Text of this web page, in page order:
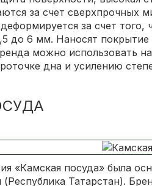
за счет сверхпрочных
за счет того,
до 6 мм. Наносят
можно использовать
дна и усилению
«Камская посуда» была
Татарстан).